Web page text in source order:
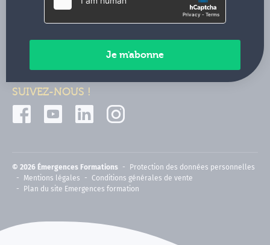
Contactez-nous
Paiements sécurisés
SUIVEZ-NOUS !
© 2026 Émergences Formations
Protection des données personnelles
Mentions légales
Conditions générales de vente
Plan du site Emergences formation